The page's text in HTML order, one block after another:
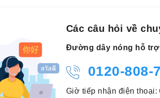
Các câu hỏi về
Đường dây nóng hỗ trợ
0120-808-
Giờ tiếp nhận điện thoại: